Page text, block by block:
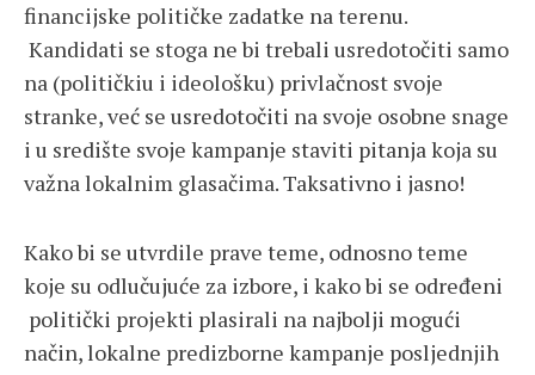
financijske političke zadatke na terenu.
Kandidati se stoga ne bi trebali usredotočiti samo
na (političkiu i ideološku) privlačnost svoje
stranke, već se usredotočiti na svoje osobne snage
i u središte svoje kampanje staviti pitanja koja su
važna lokalnim glasačima. Taksativno i jasno!
Kako bi se utvrdile prave teme, odnosno teme
koje su odlučujuće za izbore, i kako bi se određeni
politički projekti plasirali na najbolji mogući
način, lokalne predizborne kampanje posljednjih